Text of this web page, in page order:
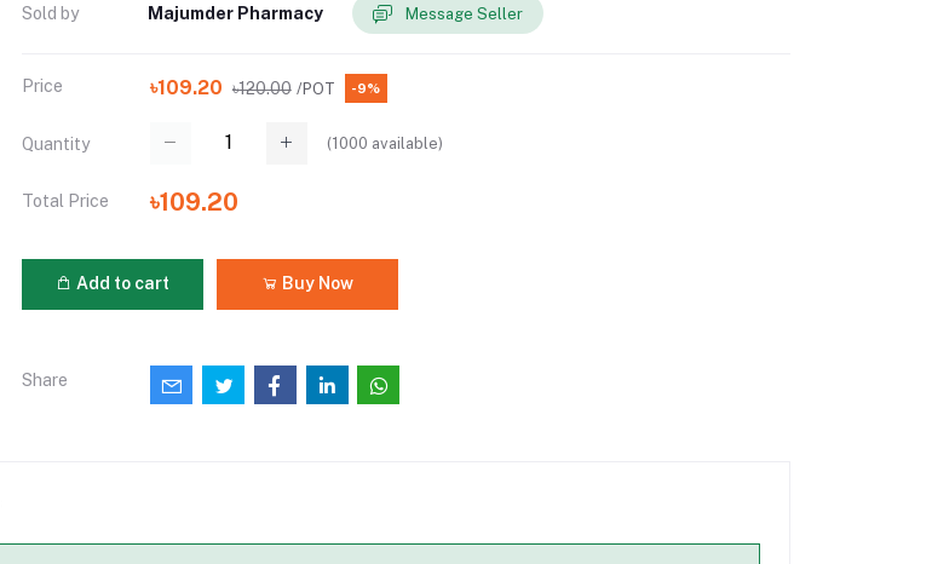
Sold by Majumder Pharmacy Message Seller
Price ৳109.20 ৳120.00 /POT -9%
Quantity (1000 available)
Total Price ৳109.20
Add to cart Buy Now
Share